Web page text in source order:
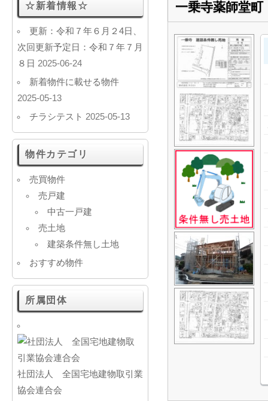
一乗寺薬師堂町
☆新着情報☆
更新：令和７年６月２4日、
次回更新予定日：令和７年７月
８日 2025-06-24
新着物件に載せる物件
2025-05-13
チラシテスト 2025-05-13
物件カテゴリ
売買物件
売戸建
中古一戸建
売土地
建築条件無し土地
おすすめ物件
所属団体
社団法人 全国宅地建物取引業
協会連合会